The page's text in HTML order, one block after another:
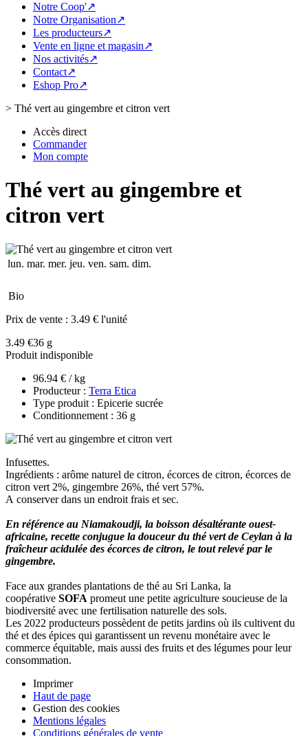
Notre Coop'↗
Notre Organisation↗
Les producteurs↗
Vente en ligne et magasin↗
Nos activités↗
Contact↗
Eshop Pro↗
> Thé vert au gingembre et citron vert
Accès direct
Commander
Mon compte
Thé vert au gingembre et
citron vert
lun. mar. mer. jeu. ven. sam. dim.
Bio
Prix de vente : 3.49 € l'unité
3.49 €36 g
Produit indisponible
96.94 € / kg
Producteur : Terra Etica
Type produit : Epicerie sucrée
Conditionnement : 36 g
Infusettes.
Ingrédients : arôme naturel de citron, écorces de citron, écorces de
citron vert 2%, gingembre 26%, thé vert 57%.
A conserver dans un endroit frais et sec.
En référence au Niamakoudji, la boisson désaltérante ouest-
africaine, recette conjugue la douceur du thé vert de Ceylan à la
fraîcheur acidulée des écorces de citron, le tout relevé par le
gingembre.
Face aux grandes plantations de thé au Sri Lanka, la
coopérative SOFA promeut une petite agriculture soucieuse de la
biodiversité avec une fertilisation naturelle des sols.
Les 2022 producteurs possèdent de petits jardins où ils cultivent du
thé et des épices qui garantissent un revenu monétaire avec le
commerce équitable, mais aussi des fruits et des légumes pour leur
consommation.
Imprimer
Haut de page
Gestion des cookies
Mentions légales
Conditions générales de vente